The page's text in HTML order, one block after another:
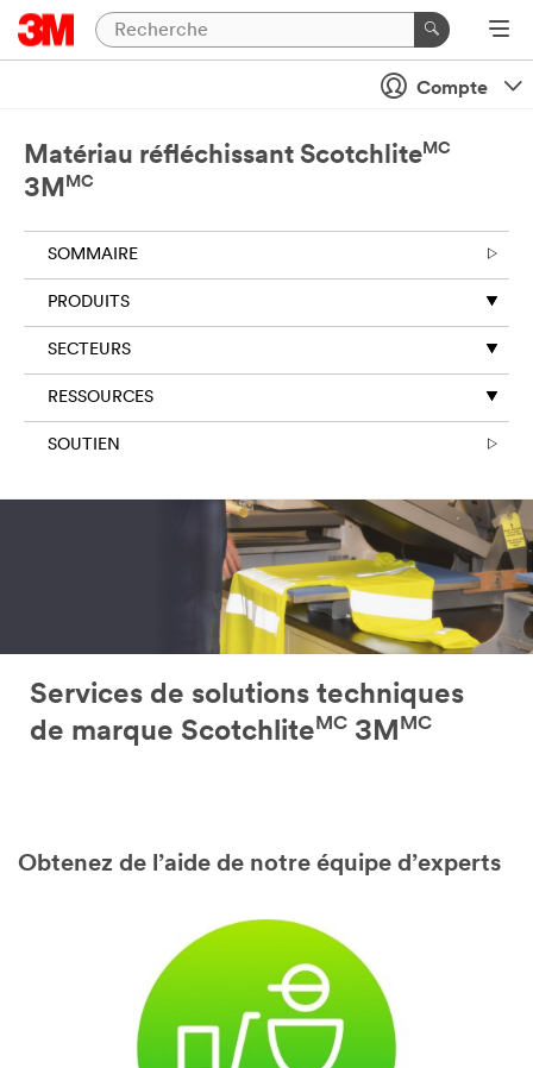
Compte
Matériau réfléchissant ScotchliteMC
3MMC
SOMMAIRE
PRODUITS
SECTEURS
RESSOURCES
SOUTIEN
Services de solutions techniques
de marque ScotchliteMC 3MMC
Obtenez de l’aide de notre équipe d’experts